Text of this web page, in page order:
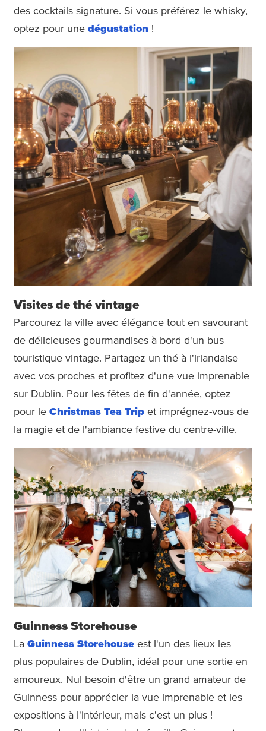
des cocktails signature. Si vous préférez le whisky,
optez pour une dégustation !
Visites de thé vintage
Parcourez la ville avec élégance tout en savourant
de délicieuses gourmandises à bord d'un bus
touristique vintage. Partagez un thé à l'irlandaise
avec vos proches et profitez d'une vue imprenable
sur Dublin. Pour les fêtes de fin d'année, optez
pour le Christmas Tea Trip et imprégnez-vous de
la magie et de l'ambiance festive du centre-ville.
Guinness Storehouse
La Guinness Storehouse est l'un des lieux les
plus populaires de Dublin, idéal pour une sortie en
amoureux. Nul besoin d'être un grand amateur de
Guinness pour apprécier la vue imprenable et les
expositions à l'intérieur, mais c'est un plus !